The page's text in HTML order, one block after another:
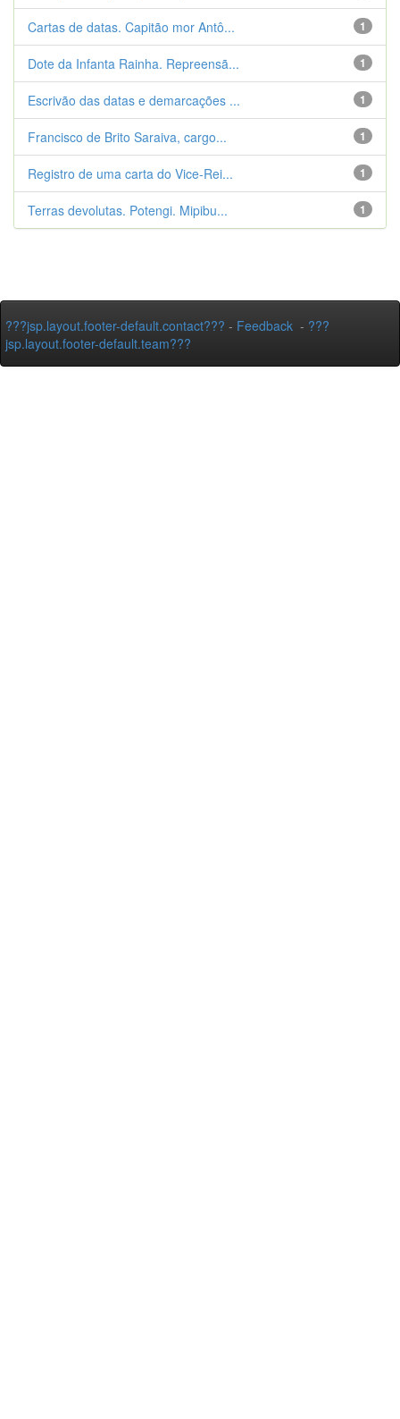
1
Cartas de datas. Capitão mor Antô...
1
Dote da Infanta Rainha. Repreensã...
1
Escrivão das datas e demarcações ...
1
Francisco de Brito Saraiva, cargo...
1
Registro de uma carta do Vice-Rei...
1
Terras devolutas. Potengi. Mipibu...
???jsp.layout.footer-default.contact??? - Feedback - ???
jsp.layout.footer-default.team???